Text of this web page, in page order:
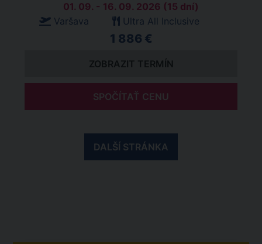
01. 09. - 16. 09. 2026 (15 dní)
Varšava
Ultra All Inclusive
1 886 €
ZOBRAZIT TERMÍN
SPOČÍTAŤ CENU
DALŠÍ STRÁNKA